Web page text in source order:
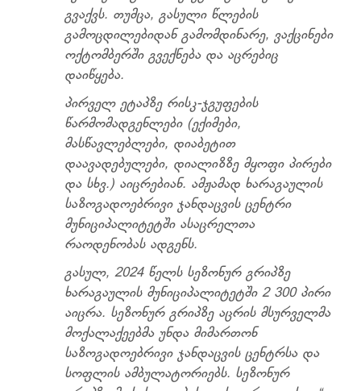
გვაქვს. თუმცა, გასული წლების
გამოცდილებიდან გამომდინარე, ვაქცინები
ოქტომბერში გვექნება და აცრებიც
დაიწყება.
პირველ ეტაპზე რისკ-ჯგუფების
წარმომადგენლები (ექიმები,
მასწავლებლები, დიაბეტით
დაავადებულები, დიალიზზე მყოფი პირები
და სხვ.) აიცრებიან. ამჟამად ხარაგაულის
საზოგადოებრივი ჯანდაცვის ცენტრი
მუნიციპალიტეტში ასაცრელთა
რაოდენობას ადგენს.
გასულ, 2024 წელს სეზონურ გრიპზე
ხარაგაულის მუნიციპალიტეტში 2 300 პირი
აიცრა. სეზონურ გრიპზე აცრის მსურველმა
მოქალაქეებმა უნდა მიმართონ
საზოგადოებრივი ჯანდაცვის ცენტრსა და
სოფლის ამბულატორიებს. სეზონურ